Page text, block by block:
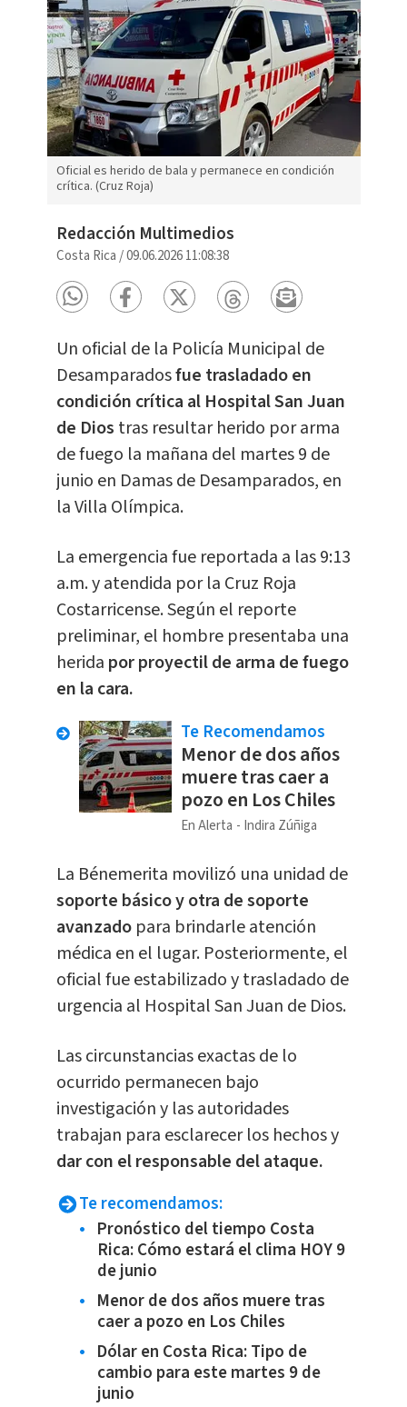
Oficial es herido de bala y permanece en condición
crítica. (Cruz Roja)
Redacción Multimedios
Costa Rica /09.06.2026 11:08:38
Un oficial de la Policía Municipal de
Desamparadosfue trasladado en
condición crítica al Hospital San Juan
de Dios tras resultar herido por arma
de fuego la mañana del martes 9 de
junio en Damas de Desamparados, en
la Villa Olímpica.
La emergencia fue reportada a las 9:13
a.m. y atendida por la Cruz Roja
Costarricense. Según el reporte
preliminar, el hombre presentaba una
herida por proyectil de arma de fuego
en la cara.
Te Recomendamos
Menor de dos años
muere tras caer a
pozo en Los Chiles
En Alerta Indira Zúñiga
La Bénemerita movilizó una unidad de
soporte básico y otra de soporte
avanzado para brindarle atención
médica en el lugar. Posteriormente, el
oficial fue estabilizado y trasladado de
urgencia al Hospital San Juan de Dios.
Las circunstancias exactas de lo
ocurrido permanecen bajo
investigación y las autoridades
trabajan para esclarecer los hechos y
dar con el responsable del ataque.
Te recomendamos:
Pronóstico del tiempo Costa
Rica: Cómo estará el clima HOY 9
de junio
Menor de dos años muere tras
caer a pozo en Los Chiles
Dólar en Costa Rica: Tipo de
cambio para este martes 9 de
junio